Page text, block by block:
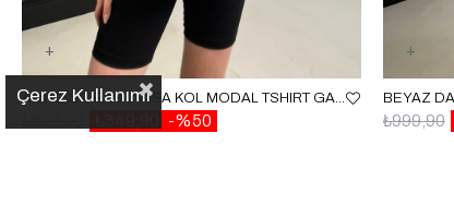
%50
BEYAZ
₺999,90
Çerez Kullanımı